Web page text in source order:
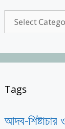
Tags
আদব-শিষ্টাচার